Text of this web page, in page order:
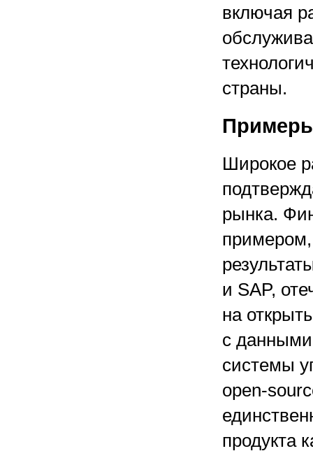
включая
страны.
Широкое
рынка.
примером,
и SAP,
на
с
системы
open-
продукта